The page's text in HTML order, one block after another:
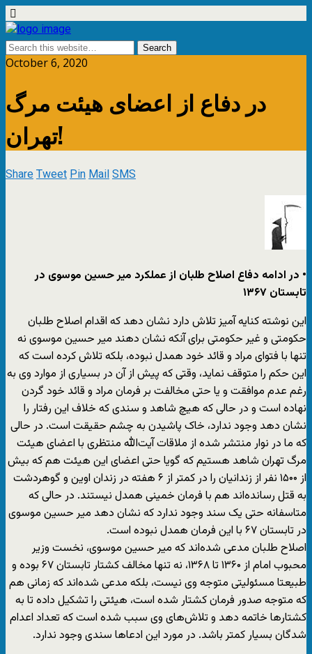
October 6, 2020
در دفاع از اعضای هیئت مرگ
تهران!
ShareTweetPinMailSMS
• در ادامه دفاع اصلاح طلبان از عملکرد میر حسین موسوی در
تابستان ۱۳۶۷
این نوشته کنایه آمیز تلاش دارد نشان دهد که اقدام اصلاح طلبان
حکومتی و غیر حکومتی برای آنکه نشان دهند میر حسین موسوی نه
تنها با فتوای مراد و قائد خود همدل نبوده، بلکه تلاش کرده است که
این حکم را متوقف نماید، وقتی که پیش از آن در بسیاری از موارد وی به
رغم عدم موافقت و یا حتی مخالفت بر فرمان مراد و قائد خود گردن
نهاده است و در حالی که هیچ شاهد و سندی که خلاف این رفتار را
نشان دهد وجود ندارد، خاک پاشیدن به چشم حقیقت است. در حالی
که ما در نوار منتشر شده از ملاقات آیت‌الله منتظری با اعضای هیئت
مرگ تهران شاهد هستیم که گویا حتی اعضای این هیئت هم که بیش
از ۱۵۰۰ نفر از زندانیان را در کمتر از ۶ هفته در زندان اوین و گوهردشت
به قتل رسانده‌اند هم با فرمان خمینی همدل نیستند. در حالی که
متاسفانه حتی یک سند وجود ندارد که نشان دهد میر حسین موسوی
در تابستان ۶۷ با این فرمان همدل نبوده است.
اصلاح طلبان مدعی شده‌اند که میر حسین موسوی، نخست وزیر
محبوب امام از ۱۳۶۰ تا ۱۳۶۸، نه تنها مخالف کشتار تابستان ۶۷ بوده و
طبیعتا مسئولیتی متوجه وی نیست، بلکه مدعی شده‌اند که زمانی هم
که متوجه صدور فرمان کشتار شده است، هیئتی را تشکیل داده تا به
کشتارها خاتمه دهد و تلاش‌های وی سبب شده است که تعداد اعدام
شدگان بسیار کمتر باشد. در مورد این ادعاها سندی وجود ندارد.